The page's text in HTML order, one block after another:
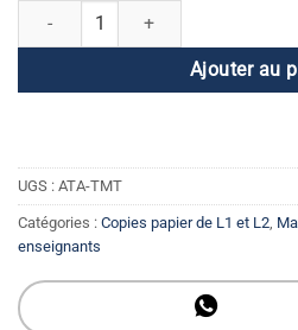
quantité de La touche du maître
Ajouter au
UGS : ATA-TMT
Catégories : Copies papier de L1 et L2
enseignants